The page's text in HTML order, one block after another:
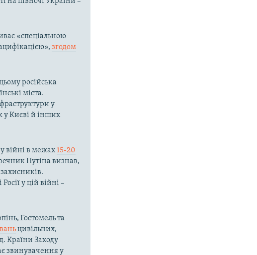
«спеціальною
згодом
російська
міста.
у
у Києві й інших
війні в межах 15-20
Путіна визнав,
у цій війні –
Гостомель та
цивільних,
Країни Заходу
звинувачення у